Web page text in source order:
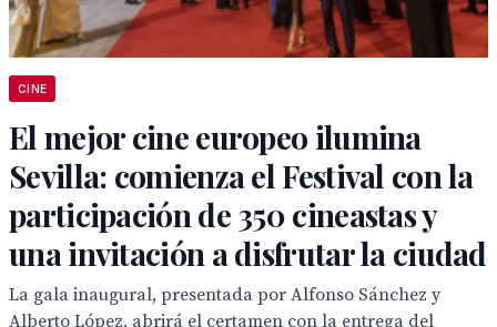
CINE
El mejor cine europeo ilumina
Sevilla: comienza el Festival con la
participación de 350 cineastas y
una invitación a disfrutar la ciudad
La gala inaugural, presentada por Alfonso Sánchez y
Alberto López, abrirá el certamen con la entrega del